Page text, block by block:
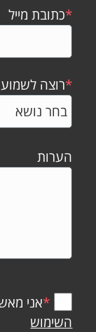
*כתובת מייל
*רוצה
הערות
*אני
השימוש